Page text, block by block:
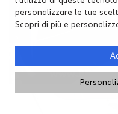
personalizzare le tue
Scopri di più e